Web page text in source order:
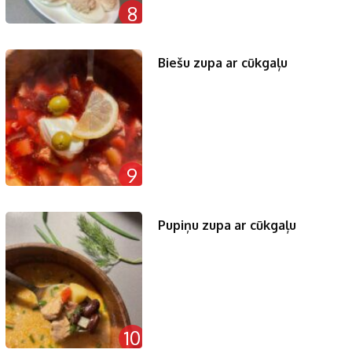
8
9
Biešu zupa ar cūkgaļu
10
Pupiņu zupa ar cūkgaļu